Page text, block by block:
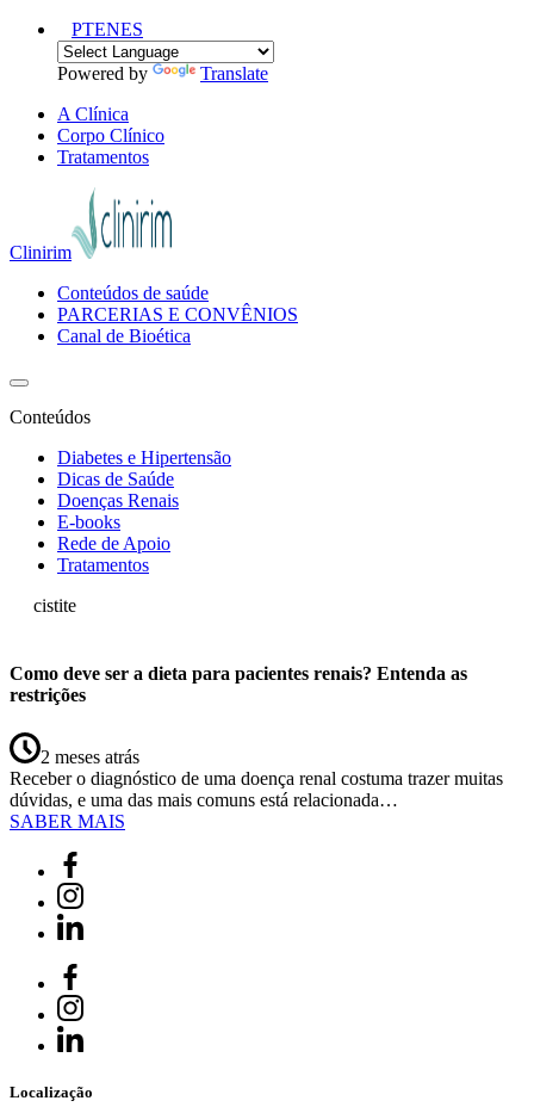
PTENES
Powered by
Translate
A Clínica
Corpo Clínico
Tratamentos
Clinirim
Conteúdos de saúde
PARCERIAS E CONVÊNIOS
Canal de Bioética
Conteúdos
Diabetes e Hipertensão
Dicas de Saúde
Doenças Renais
E-books
Rede de Apoio
Tratamentos
cistite
Como deve ser a dieta para pacientes renais? Entenda as
restrições
2 meses atrás
Receber o diagnóstico de uma doença renal costuma trazer muitas
dúvidas, e uma das mais comuns está relacionada…
SABER MAIS
Localização